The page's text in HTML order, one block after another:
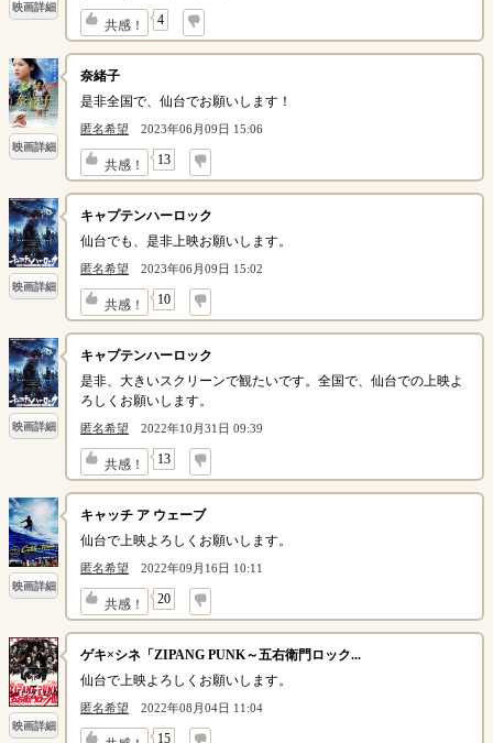
映画詳細
共感！ 4
↓
映画詳細
奈緒子
是非全国で、仙台でお願いします！
匿名希望 2023年06月09日 15:06
共感！ 13
↓
映画詳細
キャプテンハーロック
仙台でも、是非上映お願いします。
匿名希望 2023年06月09日 15:02
共感！ 10
↓
映画詳細
キャプテンハーロック
是非、大きいスクリーンで観たいです。全国で、仙台での上映よ
ろしくお願いします。
匿名希望 2022年10月31日 09:39
共感！ 13
↓
映画詳細
キャッチ ア ウェーブ
仙台で上映よろしくお願いします。
匿名希望 2022年09月16日 10:11
共感！ 20
↓
映画詳細
ゲキ×シネ「ZIPANG PUNK～五右衛門ロック...
仙台で上映よろしくお願いします。
匿名希望 2022年08月04日 11:04
15
↓